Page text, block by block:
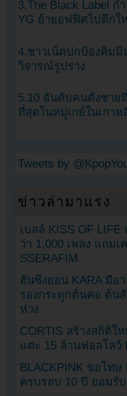
3.The Black Label ก
YG ย้ายอฟฟิศไปตึกใ
4.ชาวเน็ตปกป้องคิมมิ
วิจารณ์รูปร่าง
5.10 อันดับคนดังชาย
ที่สุดในหมู่เกย์ในเกาห
Tweets by
ข่าวล่ามาแรง
เบลล์ KISS OF LIFE
ว่า 1,000 เพลง แถมเ
SSERAFIM
ฮันซึงยอน KARA มี
รองกระดูกต้นคอ ต้น
ห่วง
CORTIS สร้างสถิติใ
แตะ 15 ล้านฟอลโลว์
BLACKPINK ขอโทษ
ครบรอบ 10 ปี ยอมรั